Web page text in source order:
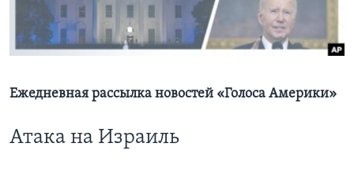
Learning English
Языки
Ежедневная рассылка новостей «Голоса Америки»
Атака на Израиль